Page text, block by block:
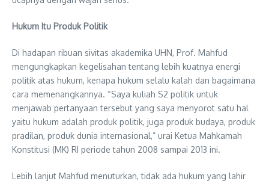
Hukum Itu Produk Politik
Di hadapan ribuan sivitas akademika UHN, Prof. Mahfud
mengungkapkan kegelisahan tentang lebih kuatnya energi
politik atas hukum, kenapa hukum selalu kalah dan bagaimana
cara memenangkannya. “Saya kuliah S2 politik untuk
menjawab pertanyaan tersebut yang saya menyorot satu hal
yaitu hukum adalah produk politik, juga produk budaya, produk
pradilan, produk dunia internasional,” urai Ketua Mahkamah
Konstitusi (MK) RI periode tahun 2008 sampai 2013 ini.
Lebih lanjut Mahfud menuturkan, tidak ada hukum yang lahir